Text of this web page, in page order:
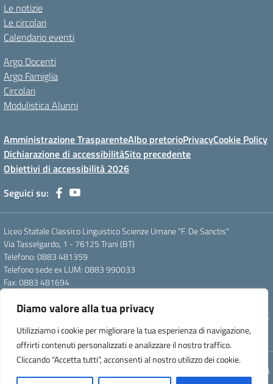
Diamo valore alla tua privacy
Utilizziamo i cookie per migliorare la tua esperienza di navigazione,
offrirti contenuti personalizzati e analizzare il nostro traffico.
Cliccando “Accetta tutti”, acconsenti al nostro utilizzo dei cookie.
Le notizie
Le circolari
Calendario eventi
Argo Docenti
Argo Famiglia
Circolari
Modulistica Alunni
Amministrazione TrasparenteAlbo pretorioPrivacyCookie Policy
Dichiarazione di accessibilitàSito precedente
Obiettivi di accessibilità 2026
Seguici su:
Liceo Statale Classico Linguistico Scienze Umane "F. De Sanctis"
Via Tasselgardo, 1 - 76125 Trani (BT)
Telefono: 0883 481359
Telefono sede ex LUM: 0883 990033
Fax: 0883 481694
Pec: btpc210007@pec.istruzione.it
Codice Meccanografico: istsc_btpc210007 - Codice Fiscale: 92058830727
- Codice Univoco d'ufficio: UFG4S9
Concept & Design by Designers Italia